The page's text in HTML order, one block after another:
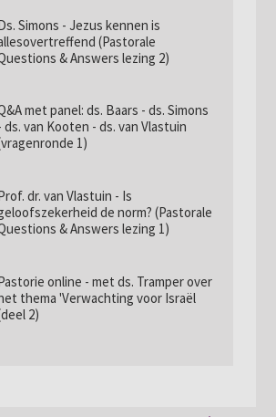
Simons - Jezus kennen is
(Pastorale
& Answers lezing 2)
met panel: ds. Baars - ds. Simons
ds. van Kooten - ds. van Vlastuin
1)
dr. van Vlastuin - Is
de norm? (Pastorale
& Answers lezing 1)
online - met ds. Tramper over
thema 'Verwachting voor Israël
2)